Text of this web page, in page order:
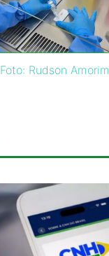
Foto: Rudson Amorim